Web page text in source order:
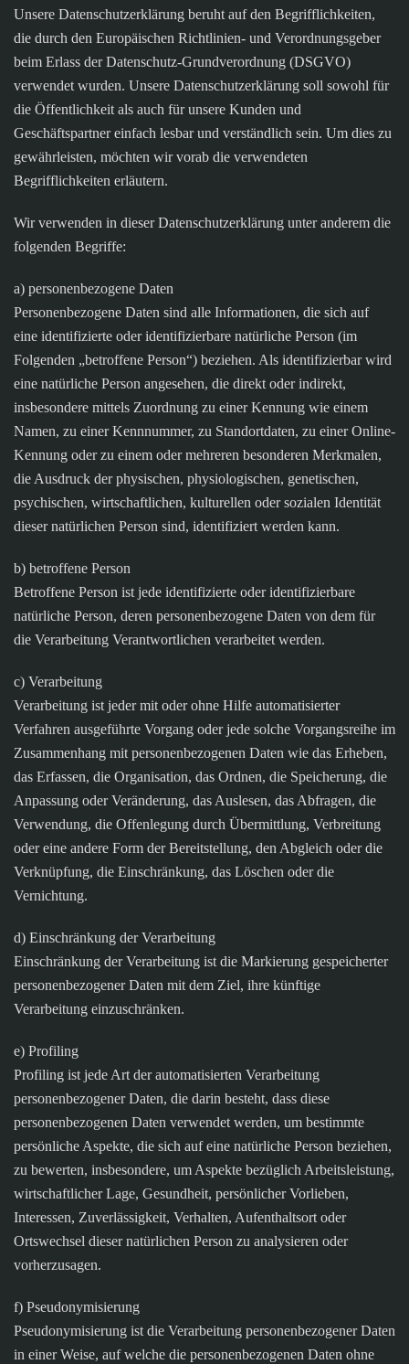
Unsere Datenschutzerklärung beruht auf den Begrifflichkeiten,
die durch den Europäischen Richtlinien- und Verordnungsgeber
beim Erlass der Datenschutz-Grundverordnung (DSGVO)
verwendet wurden. Unsere Datenschutzerklärung soll sowohl für
die Öffentlichkeit als auch für unsere Kunden und
Geschäftspartner einfach lesbar und verständlich sein. Um dies zu
gewährleisten, möchten wir vorab die verwendeten
Begrifflichkeiten erläutern.
Wir verwenden in dieser Datenschutzerklärung unter anderem die
folgenden Begriffe:
a) personenbezogene Daten
Personenbezogene Daten sind alle Informationen, die sich auf
eine identifizierte oder identifizierbare natürliche Person (im
Folgenden „betroffene Person“) beziehen. Als identifizierbar wird
eine natürliche Person angesehen, die direkt oder indirekt,
insbesondere mittels Zuordnung zu einer Kennung wie einem
Namen, zu einer Kennnummer, zu Standortdaten, zu einer Online-
Kennung oder zu einem oder mehreren besonderen Merkmalen,
die Ausdruck der physischen, physiologischen, genetischen,
psychischen, wirtschaftlichen, kulturellen oder sozialen Identität
dieser natürlichen Person sind, identifiziert werden kann.
b) betroffene Person
Betroffene Person ist jede identifizierte oder identifizierbare
natürliche Person, deren personenbezogene Daten von dem für
die Verarbeitung Verantwortlichen verarbeitet werden.
c) Verarbeitung
Verarbeitung ist jeder mit oder ohne Hilfe automatisierter
Verfahren ausgeführte Vorgang oder jede solche Vorgangsreihe im
Zusammenhang mit personenbezogenen Daten wie das Erheben,
das Erfassen, die Organisation, das Ordnen, die Speicherung, die
Anpassung oder Veränderung, das Auslesen, das Abfragen, die
Verwendung, die Offenlegung durch Übermittlung, Verbreitung
oder eine andere Form der Bereitstellung, den Abgleich oder die
Verknüpfung, die Einschränkung, das Löschen oder die
Vernichtung.
d) Einschränkung der Verarbeitung
Einschränkung der Verarbeitung ist die Markierung gespeicherter
personenbezogener Daten mit dem Ziel, ihre künftige
Verarbeitung einzuschränken.
e) Profiling
Profiling ist jede Art der automatisierten Verarbeitung
personenbezogener Daten, die darin besteht, dass diese
personenbezogenen Daten verwendet werden, um bestimmte
persönliche Aspekte, die sich auf eine natürliche Person beziehen,
zu bewerten, insbesondere, um Aspekte bezüglich Arbeitsleistung,
wirtschaftlicher Lage, Gesundheit, persönlicher Vorlieben,
Interessen, Zuverlässigkeit, Verhalten, Aufenthaltsort oder
Ortswechsel dieser natürlichen Person zu analysieren oder
vorherzusagen.
f) Pseudonymisierung
Pseudonymisierung ist die Verarbeitung personenbezogener Daten
in einer Weise, auf welche die personenbezogenen Daten ohne